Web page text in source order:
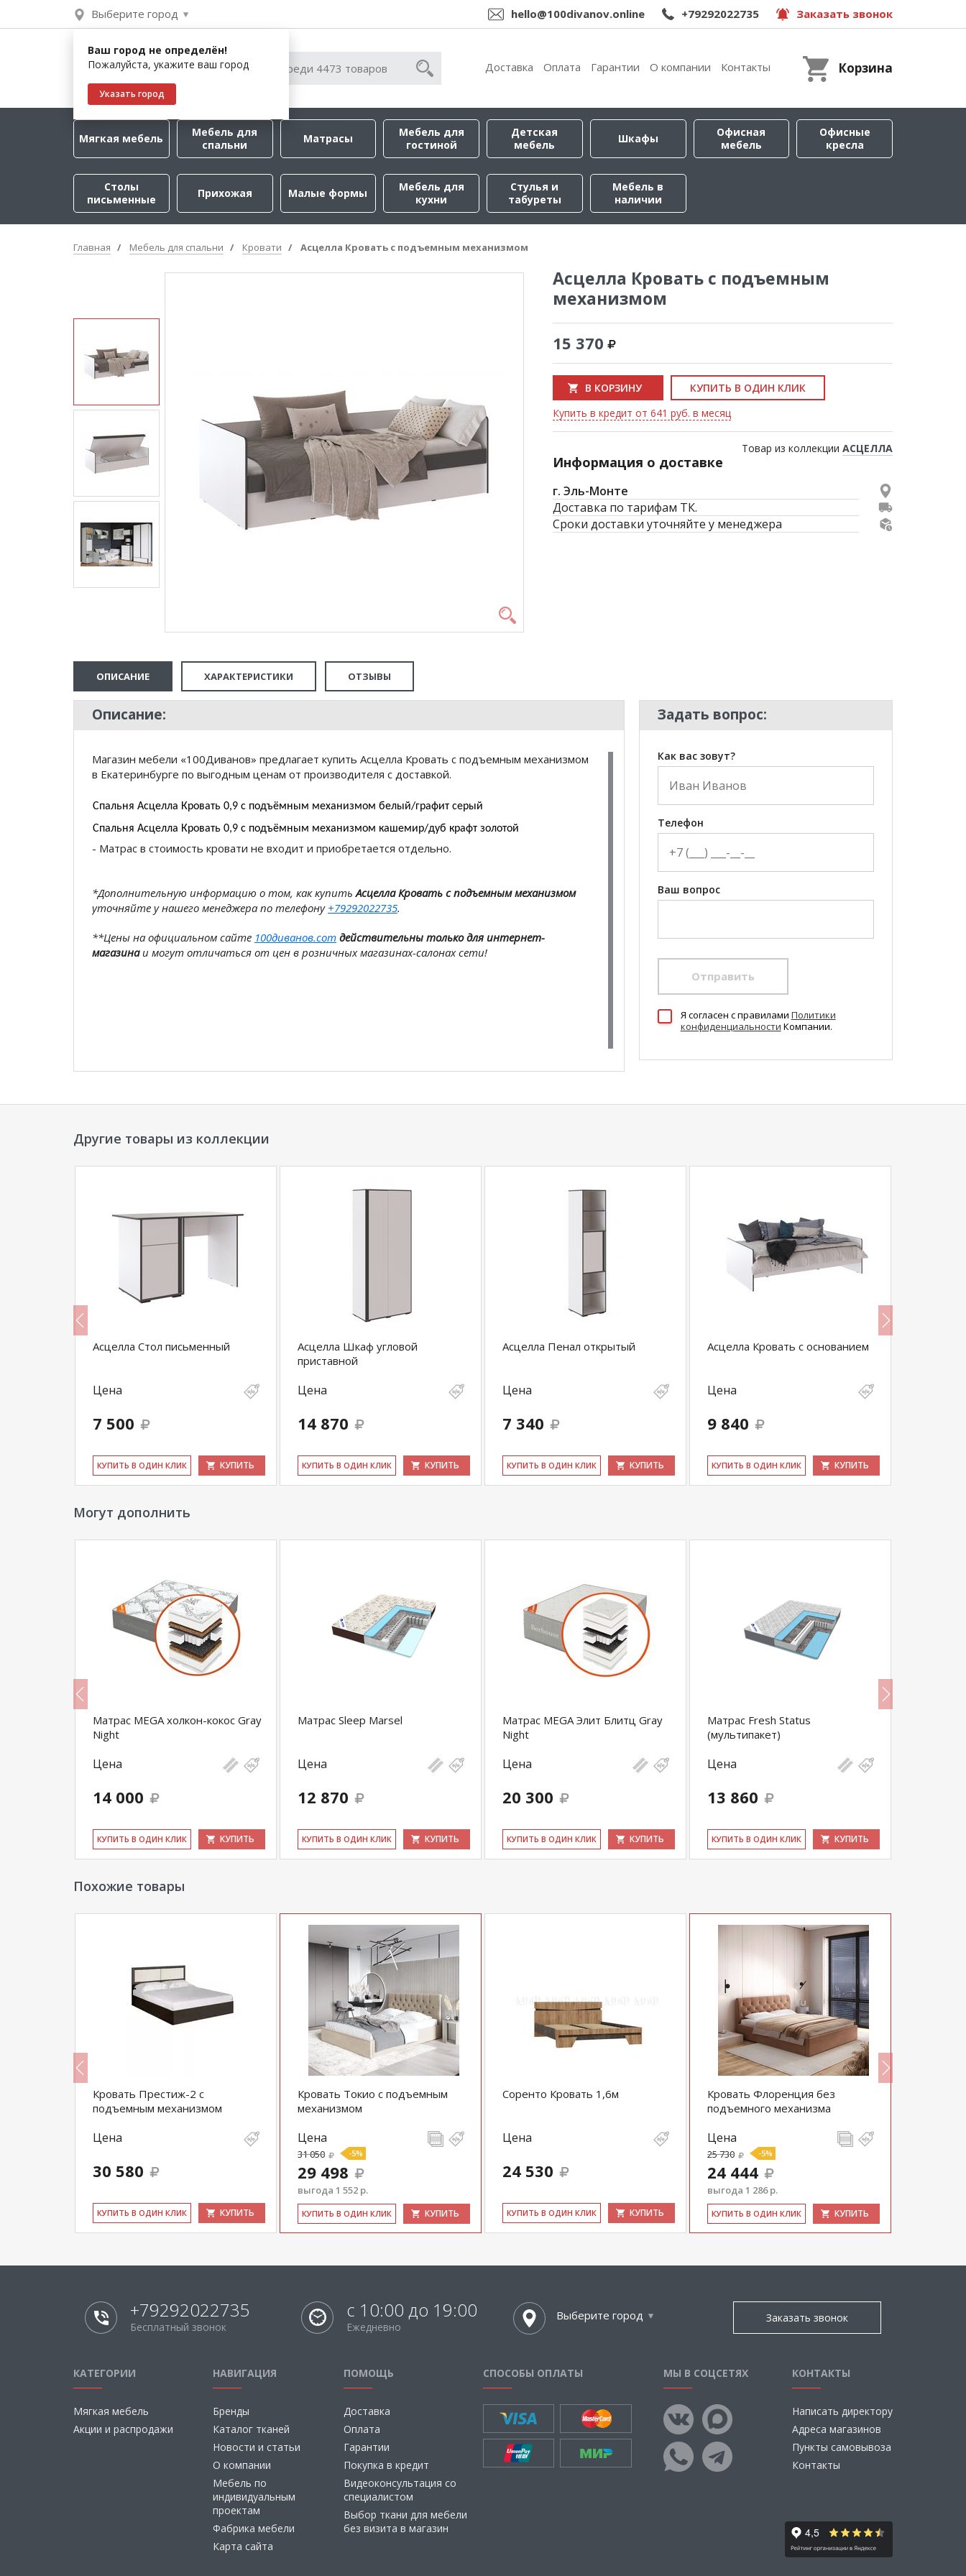
Выберите город
Ваш город не определён!
Пожалуйста, укажите ваш город
Указать город
hello@100divanov.online +79292022735 Заказать звонок
Доставка Оплата Гарантии О компании Контакты Корзина
Мягкая мебель
Мебель для
спальни
Матрасы
Мебель для
гостиной
Детская
мебель
Шкафы
Офисная
мебель
Офисные
кресла
Столы
письменные
Прихожая Малые формы
Мебель для
кухни
Стулья и
табуреты
Мебель в
наличии
Главная Мебель для спальни Кровати Асцелла Кровать с подъемным механизмом
Асцелла Кровать с подъемным
механизмом
15 370
В КОРЗИНУ
КУПИТЬ В ОДИН КЛИК
Купить в кредит от 641 руб. в месяц
Товар из коллекции АСЦЕЛЛА
Информация о доставке
г. Эль-Монте
Доставка по тарифам ТК.
Сроки доставки уточняйте у менеджера
ОПИСАНИЕ ХАРАКТЕРИСТИКИ ОТЗЫВЫ
Описание:
Магазин мебели «100Диванов» предлагает купить Асцелла Кровать с подъемным механизмом
в Екатеринбурге по выгодным ценам от производителя с доставкой.
Спальня Асцелла Кровать 0,9 с подъёмным механизмом белый/графит серый
Спальня Асцелла Кровать 0,9 с подъёмным механизмом кашемир/дуб крафт золотой
- Матрас в стоимость кровати не входит и приобретается отдельно.
*Дополнительную информацию о том, как купитьАсцелла Кровать с подъемным механизмом
уточняйте у нашего менеджера по телефону +79292022735.
**Цены на официальном сайте 100диванов.com действительны только для интернет-
магазинаи могут отличаться от цен в розничных магазинах-салонах сети!
Задать вопрос:
Как вас зовут?
Телефон
Ваш вопрос
Отправить
Я согласен c правилами Политики
конфиденциальности Компании.
Другие товары из коллекции
Асцелла Стол письменный
Цена
7 500
КУ­ПИТЬ В ОДИН КЛИК КУПИТЬ
Асцелла Шкаф угловой
приставной
Цена
14 870
КУ­ПИТЬ В ОДИН КЛИК КУПИТЬ
Асцелла Пенал открытый
Цена
7 340
КУ­ПИТЬ В ОДИН КЛИК КУПИТЬ
Асцелла Кровать с основанием
Цена
9 840
КУ­ПИТЬ В ОДИН КЛИК КУПИТЬ
Могут дополнить
Матрас MEGA холкон-кокос Gray
Night
Цена
14 000
КУ­ПИТЬ В ОДИН КЛИК КУПИТЬ
Матрас Sleep Marsel
Цена
12 870
КУ­ПИТЬ В ОДИН КЛИК КУПИТЬ
Матрас MEGA Элит Блитц Gray
Night
Цена
20 300
КУ­ПИТЬ В ОДИН КЛИК КУПИТЬ
Матрас Fresh Status
(мультипакет)
Цена
13 860
КУ­ПИТЬ В ОДИН КЛИК КУПИТЬ
Похожие товары
Кровать Престиж-2 с
подъемным механизмом
Цена
30 580
КУ­ПИТЬ В ОДИН КЛИК КУПИТЬ
Кровать Токио с подъемным
механизмом
Цена
31 050 -5%
29 498
выгода 1 552 р.
КУ­ПИТЬ В ОДИН КЛИК КУПИТЬ
Соренто Кровать 1,6м
Цена
24 530
КУ­ПИТЬ В ОДИН КЛИК КУПИТЬ
Кровать Флоренция без
подъемного механизма
Цена
25 730 -5%
24 444
выгода 1 286 р.
КУ­ПИТЬ В ОДИН КЛИК КУПИТЬ
+79292022735
Бесплатный звонок
с 10:00 до 19:00
Ежедневно
Выберите город Заказать звонок
КАТЕГОРИИ
Мягкая мебель
Акции и распродажи
НАВИГАЦИЯ
Бренды
Каталог тканей
Новости и статьи
О компании
Мебель по
индивидуальным
проектам
Фабрика мебели
Карта сайта
ПОМОЩЬ
Доставка
Оплата
Гарантии
Покупка в кредит
Видеоконсультация со
специалистом
Выбор ткани для мебели
без визита в магазин
СПОСОБЫ ОПЛАТЫ МЫ В СОЦСЕТЯХ КОНТАКТЫ
Написать директору
Адреса магазинов
Пункты самовывоза
Контакты